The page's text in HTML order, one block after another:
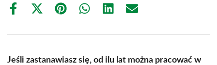
Share
Share
(Twitter)
Share Share Share Share
Jeśli zastanawiasz się, od ilu lat można pracować w